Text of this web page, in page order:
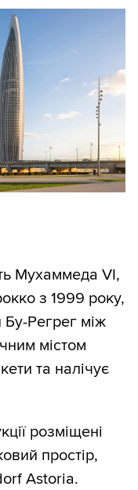
Мухаммеда VI,
з 1999 року,
Регрег між
містом
та налічує
розміщені
простір,
Astoria.